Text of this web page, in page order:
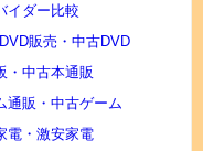
イダー比較
販売・中古DVD
・中古本通販
通販・中古ゲーム
電・激安家電